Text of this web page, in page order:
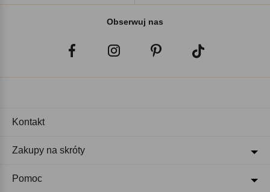
Obserwuj nas
Kontakt
Zakupy na skróty
Pomoc